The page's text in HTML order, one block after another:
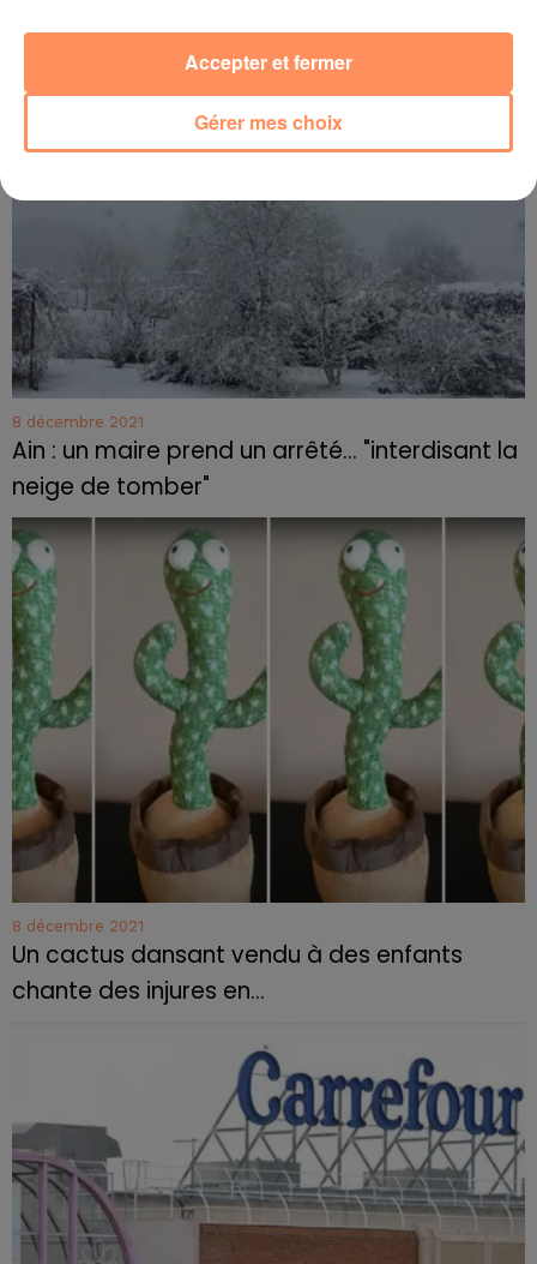
8 décembre 2021
Ain : un maire prend un arrêté... "interdisant la
neige de tomber"
8 décembre 2021
Un cactus dansant vendu à des enfants
chante des injures en...
Gérer mes choix
Accepter et fermer